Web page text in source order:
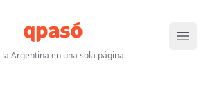
la Argentina en una sola página
Abrir